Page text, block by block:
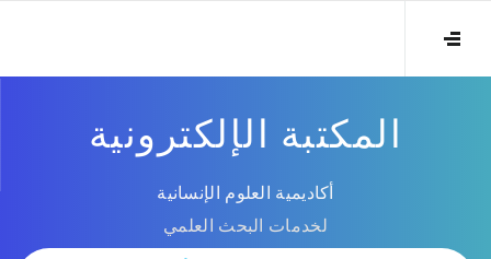
المكتبة الإلكترونية
أكاديمية العلوم الإنسانية
لخدمات البحث العلمي